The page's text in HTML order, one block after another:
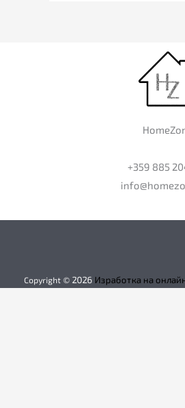
+359 885
Copyright © 2026 Изработка на